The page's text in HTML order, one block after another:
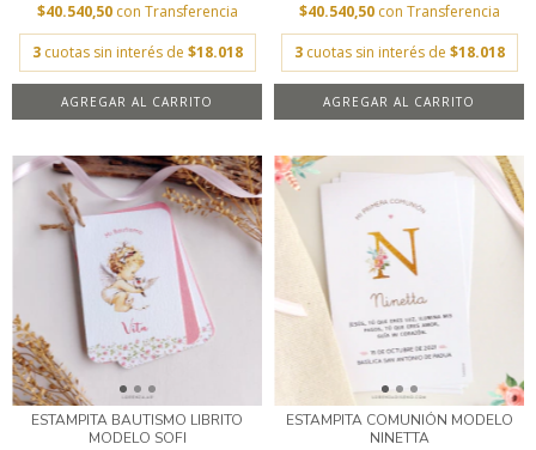
$40.540,50 con Transferencia
3 cuotas sin interés de $18.018
AGREGAR AL CARRITO
$40.540,50 con Transferencia
3 cuotas sin interés de $18.018
AGREGAR AL CARRITO
ESTAMPITA BAUTISMO LIBRITO
MODELO SOFI
ESTAMPITA COMUNIÓN MODELO
NINETTA